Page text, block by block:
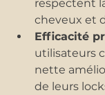
respectent
cheveux et
Efficacité
utilisateurs
nette
de leurs